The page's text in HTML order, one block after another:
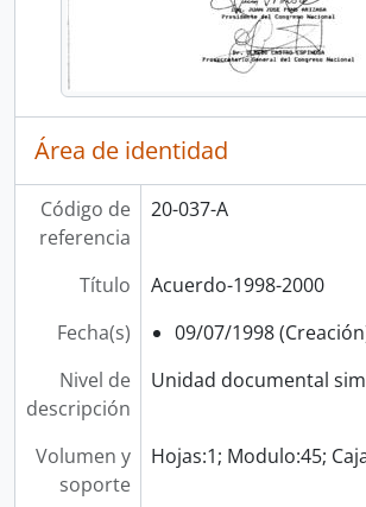
Área de identidad
Código de
referencia
20-037-A
Título
Acuerdo-1998-2000
Fecha(s)
09/07/1998
Nivel de
descripción
Unidad documental
Volumen y
soporte
Hojas:1; Modulo:45;